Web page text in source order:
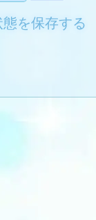
を保存する